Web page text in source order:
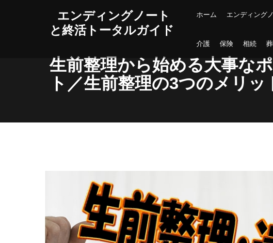
エンディングノート
と終活トータルガイド
ホーム エンディング
介護 保険 相続
生前整理から始める大事な
ト／生前整理の3つのメリッ